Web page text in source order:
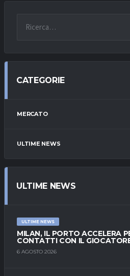
CATEGORIE
MERCATO
ULTIME NEWS
ULTIME NEWS
ULTIME NEWS
MILAN, IL PORTO ACCELERA
CONTATTI CON IL
6 AGOSTO 2026